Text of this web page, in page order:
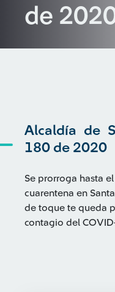
de
Alcaldía de
180 de 2020
Se prorroga hasta
cuarentena en
de toque te queda
contagio del